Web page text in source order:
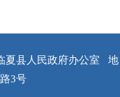
夏县人民政府办公室
地
3号